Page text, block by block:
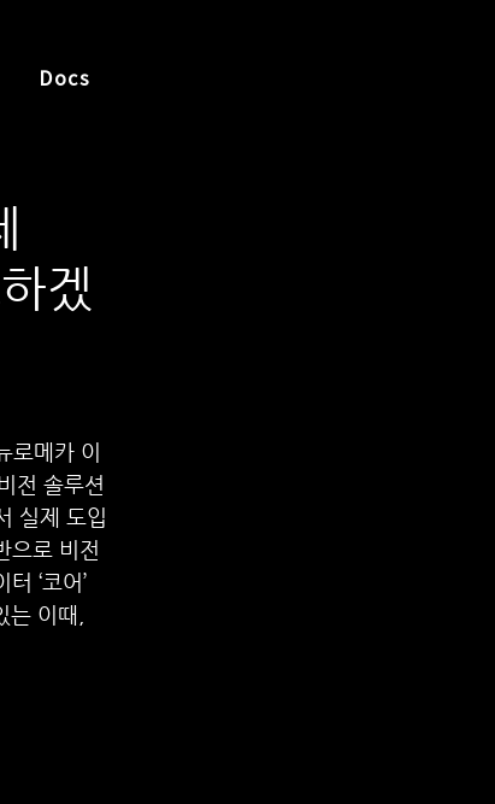
Docs
겠
로메카 이
전 솔루션
실제 도입
으로 비전
‘코어’
이때,